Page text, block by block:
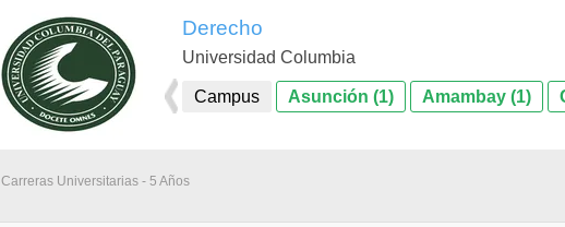
Derecho
Universidad Columbia
Campus Asunción (1) Amambay (1)
Carreras Universitarias - 5 Años